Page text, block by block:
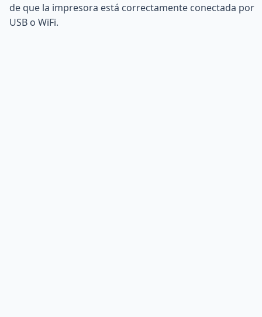
de que la impresora está correctamente conectada por
USB o WiFi.